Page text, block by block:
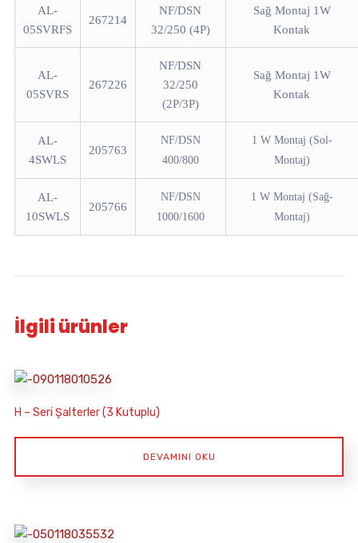
AL-
05SVRFS
267214
NF/DSN
32/250 (4P)
Sağ Montaj 1W
Kontak
AL-
05SVRS
267226
NF/DSN
32/250
(2P/3P)
Sağ Montaj 1W
Kontak
AL-
4SWLS
205763
NF/DSN
400/800
1 W Montaj (Sol-
Montaj)
AL-
10SWLS
205766
NF/DSN
1000/1600
1 W Montaj (Sağ-
Montaj)
İlgili ürünler
H – Seri Şalterler (3 Kutuplu)
DEVAMINI OKU